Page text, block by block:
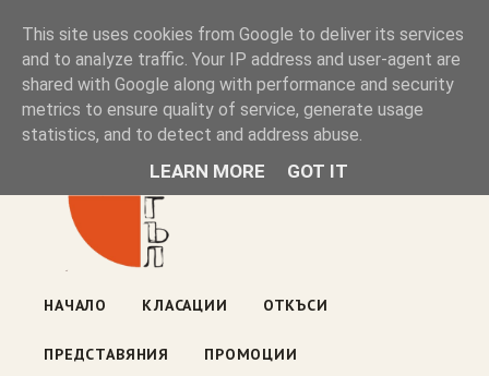
Книжен ъгъл
Блог на книжарницата — класации, откъси, нови книги
ул. „Оборище" 117, София· пон–пет 10:00–19:00 ·
НАЧАЛО КЛАСАЦИИ ОТКЪСИ
ПРЕДСТАВЯНИЯ ПРОМОЦИИ
This site uses cookies from Google to deliver its services
and to analyze traffic. Your IP address and user-agent are
shared with Google along with performance and security
metrics to ensure quality of service, generate usage
statistics, and to detect and address abuse.
LEARN MORE GOT IT